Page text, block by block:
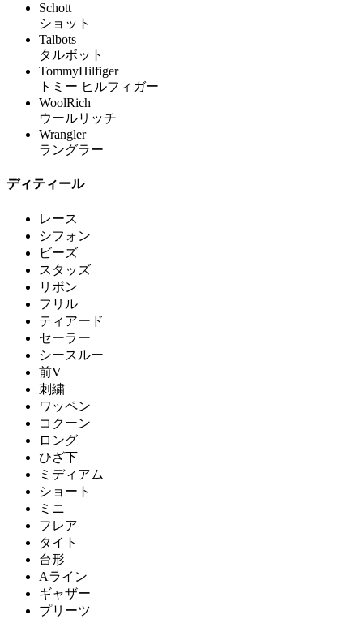
Schott
ショット
Talbots
タルボット
TommyHilfiger
トミー ヒルフィガー
WoolRich
ウールリッチ
Wrangler
ラングラー
ディティール
レース
シフォン
ビーズ
スタッズ
リボン
フリル
ティアード
セーラー
シースルー
前V
刺繍
ワッペン
コクーン
ロング
ひざ下
ミディアム
ショート
ミニ
フレア
タイト
台形
Aライン
ギャザー
プリーツ